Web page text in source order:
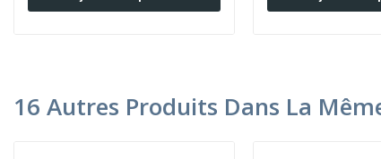
16 Autres Produits Dans La